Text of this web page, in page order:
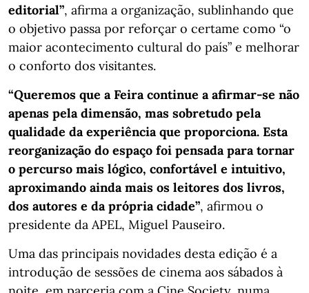
editorial”, afirma a organização, sublinhando que
o objetivo passa por reforçar o certame como “o
maior acontecimento cultural do país” e melhorar
o conforto dos visitantes.
“Queremos que a Feira continue a afirmar-se não
apenas pela dimensão, mas sobretudo pela
qualidade da experiência que proporciona. Esta
reorganização do espaço foi pensada para tornar
o percurso mais lógico, confortável e intuitivo,
aproximando ainda mais os leitores dos livros,
dos autores e da própria cidade”, afirmou o
presidente da APEL, Miguel Pauseiro.
Uma das principais novidades desta edição é a
introdução de sessões de cinema aos sábados à